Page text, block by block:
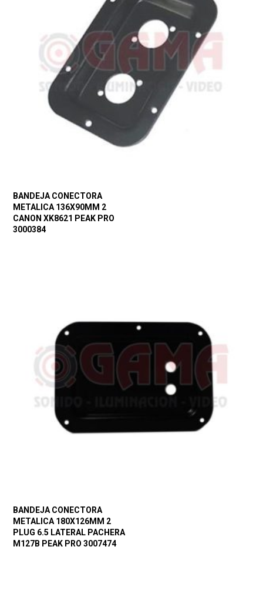
BANDEJA CONECTORA
METALICA 136X90MM 2
CANON XK8621 PEAK PRO
3000384
BANDEJA CONECTORA
METALICA 180X126MM 2
PLUG 6.5 LATERAL PACHERA
M127B PEAK PRO 3007474